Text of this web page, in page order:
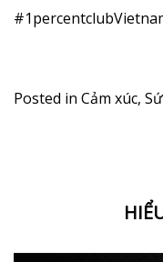
Posted in Cảm xúc,